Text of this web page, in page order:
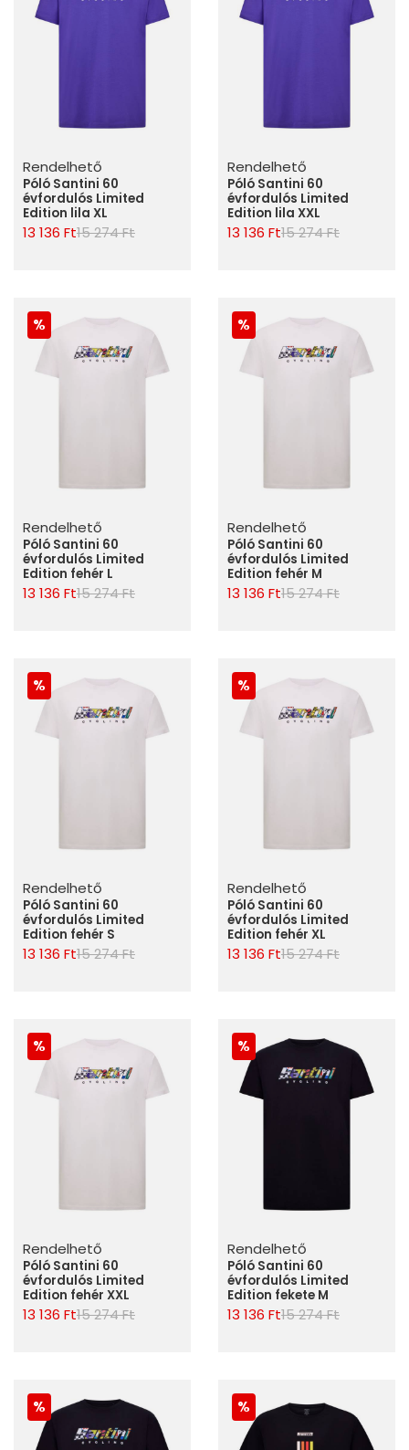
Rendelhető
Póló Santini 60
évfordulós Limited
Edition lila XL
13 136 Ft15 274 Ft
Rendelhető
Póló Santini 60
évfordulós Limited
Edition lila XXL
13 136 Ft15 274 Ft
Rendelhető
Póló Santini 60
évfordulós Limited
Edition fehér L
13 136 Ft15 274 Ft
Rendelhető
Póló Santini 60
évfordulós Limited
Edition fehér M
13 136 Ft15 274 Ft
Rendelhető
Póló Santini 60
évfordulós Limited
Edition fehér S
13 136 Ft15 274 Ft
Rendelhető
Póló Santini 60
évfordulós Limited
Edition fehér XL
13 136 Ft15 274 Ft
Rendelhető
Póló Santini 60
évfordulós Limited
Edition fehér XXL
13 136 Ft15 274 Ft
Rendelhető
Póló Santini 60
évfordulós Limited
Edition fekete M
13 136 Ft15 274 Ft